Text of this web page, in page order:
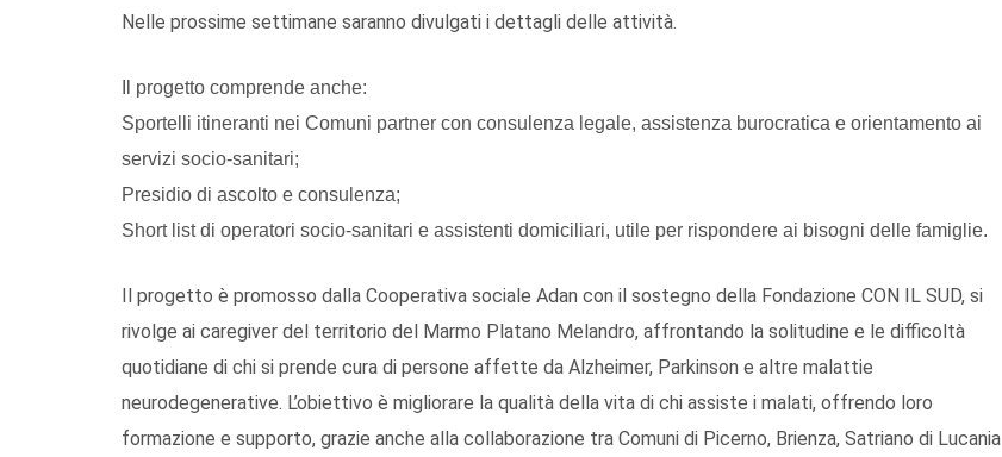
Nelle prossime settimane saranno divulgati i dettagli delle attività.
Il progetto comprende anche:
Sportelli itineranti nei Comuni partner con consulenza legale, assistenza burocratica e orientamento ai
servizi socio-sanitari;
Presidio di ascolto e consulenza;
Short list di operatori socio-sanitari e assistenti domiciliari, utile per rispondere ai bisogni delle famiglie.
Il progetto è promosso dalla Cooperativa sociale Adan con il sostegno della Fondazione CON IL SUD, si
rivolge ai caregiver del territorio del Marmo Platano Melandro, affrontando la solitudine e le difficoltà
quotidiane di chi si prende cura di persone affette da Alzheimer, Parkinson e altre malattie
neurodegenerative. L’obiettivo è migliorare la qualità della vita di chi assiste i malati, offrendo loro
formazione e supporto, grazie anche alla collaborazione tra Comuni di Picerno, Brienza, Satriano di Lucania